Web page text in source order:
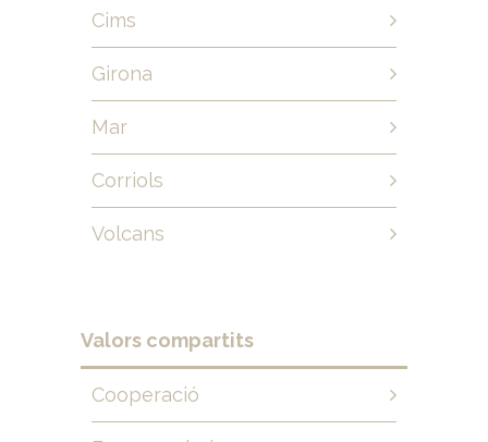
Cims
Girona
Mar
Corriols
Volcans
Valors compartits
Cooperació